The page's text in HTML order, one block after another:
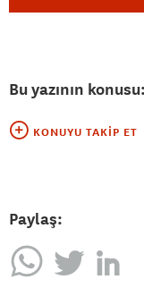
Bu yazının konusu:
KONUYU TAKIP ET
Paylaş: